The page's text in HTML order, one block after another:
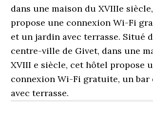
dans une maison du XVIIIe
propose une connexion Wi-Fi
et un jardin avec terrasse. Situé
centre-ville de Givet, dans une
XVIII e siècle, cet hôtel propose
connexion Wi-Fi gratuite, un
avec terrasse.